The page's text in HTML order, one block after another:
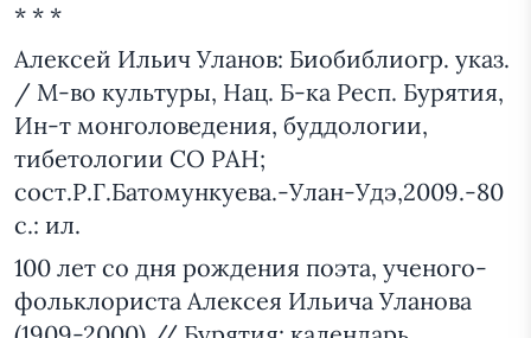
* * *
Алексей Ильич Уланов: Биобиблиогр. указ.
/ М-во культуры, Нац. Б-ка Респ. Бурятия,
Ин-т монголоведения, буддологии,
тибетологии СО РАН;
сост.Р.Г.Батомункуева.-Улан-Удэ,2009.-80
с.: ил.
100 лет со дня рождения поэта, ученого-
фольклориста Алексея Ильича Уланова